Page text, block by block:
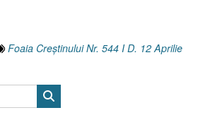
Foaia Creștinului Nr. 544 I D. 12 Aprilie